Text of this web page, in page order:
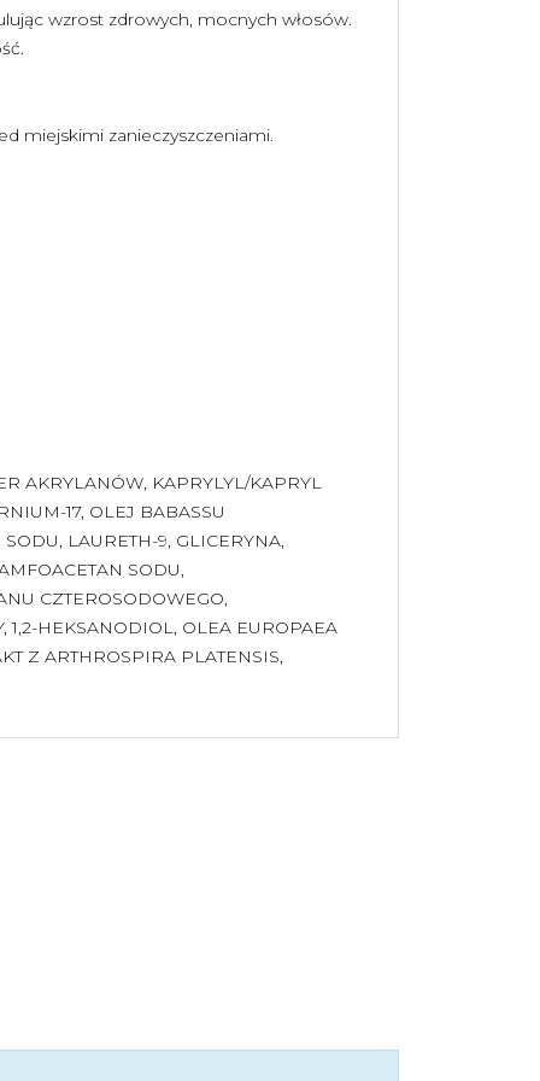
wzrost zdrowych, mocnych włosów.
miejskimi zanieczyszczeniami.
AKRYLANÓW, KAPRYLYL/KAPRYL
17, OLEJ BABASSU
LAURETH-9, GLICERYNA,
SODU,
CZTEROSODOWEGO,
HEKSANODIOL, OLEA EUROPAEA
Z ARTHROSPIRA PLATENSIS,